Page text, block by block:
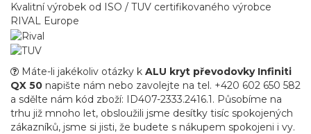
Kvalitní výrobek od ISO / TUV certifikovaného výrobce
RIVAL Europe
Máte-li jakékoliv otázky k ALU kryt převodovky Infiniti
QX 50 napište nám nebo zavolejte na tel. +420 602 650 582
a sdělte nám kód zboží: ID407-2333.2416.1. Působíme na
trhu již mnoho let, obsloužili jsme desítky tisíc spokojených
zákazníků, jsme si jisti, že budete s nákupem spokojeni i vy.